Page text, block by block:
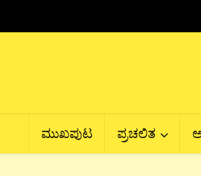
ಮುಖಪುಟ ಪ್ರಚಲಿತ